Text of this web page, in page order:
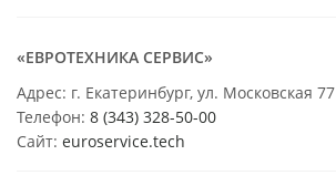
«ЕВРОТЕХНИКА СЕРВИС»
Адрес: г. Екатеринбург, ул. Московская 77
Телефон: 8 (343) 328-50-00
Сайт: euroservice.tech